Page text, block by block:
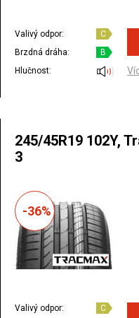
Valivý odpor:
C
Brzdná dráha:
B
Hlučnost:
245/45R19 102Y,
3
-36%
Valivý odpor:
C